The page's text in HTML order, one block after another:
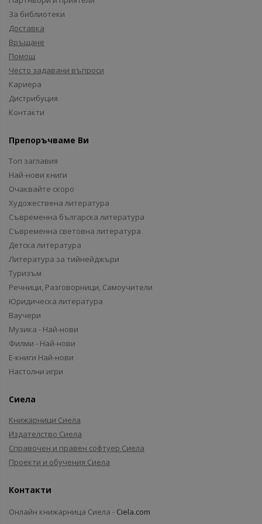
За библиотеки
Доставка
Връщане
Помощ
Често задавани въпроси
Кариера
Дистрибуция
Контакти
Препоръчваме Ви
Топ заглавия
Най-нови книги
Очаквайте скоро
Художествена литература
Съвременна българска литература
Съвременна световна литература
Детска литература
Литература за тийнейджъри
Туризъм
Речници, Разговорници, Самоучители
Юридическа литература
Ваучери
Музика - Най-нови
Филми - Най-нови
Е-книги Най-нови
Настолни игри
Сиела
Книжарници Сиела
Издателство Сиела
Справочен и правен софтуер Сиела
Проекти и обучения Сиела
Контакти
Онлайн книжарница Сиела - Ciela.com